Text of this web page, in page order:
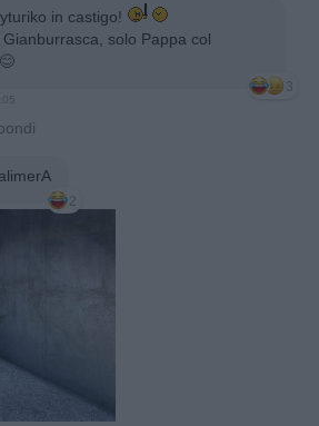
in castigo!
solo Pappa col
3
2